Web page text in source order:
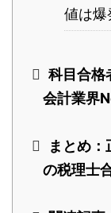
値は爆
科目合格
会計業界
まとめ：
の税理士